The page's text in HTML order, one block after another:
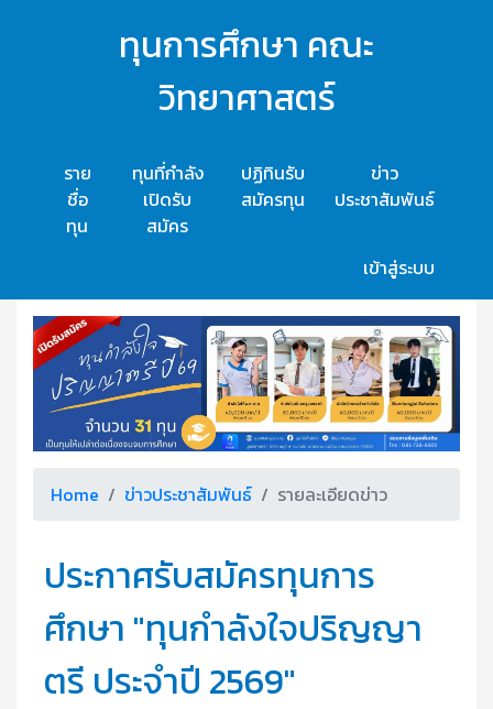
ทุนการศึกษา คณะ
วิทยาศาสตร์
ราย
ชื่อ
ทุน
ทุนที่กำลัง
เปิดรับ
สมัคร
ปฏิทินรับ
สมัครทุน
ข่าว
ประชาสัมพันธ์
เข้าสู่ระบบ
Home ข่าวประชาสัมพันธ์ รายละเอียดข่าว
ประกาศรับสมัครทุนการ
ศึกษา "ทุนกำลังใจปริญญา
ตรี ประจำปี 2569"